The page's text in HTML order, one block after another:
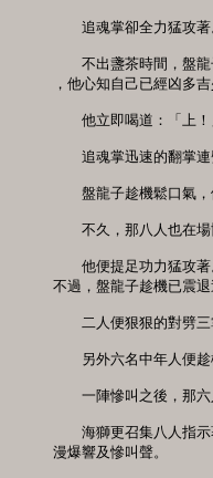
追魂掌卻全力猛攻著
不出盞茶時間，盤龍
，他心知自己已經凶多吉
他立即喝道：「上！
追魂掌迅速的翻掌連
盤龍子趁機鬆口氣，
不久，那八人也在場
他便提足功力猛攻著
不過，盤龍子趁機已震
二人便狠狠的對劈三
另外六名中年人便趁
一陣慘叫之後，那六
海獅更召集八人指示
漫爆響及慘叫聲。